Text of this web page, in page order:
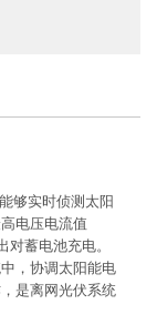
够实时侦测太阳
电压电流值
蓄电池充电。
，协调太阳能电
是离网光伏系统